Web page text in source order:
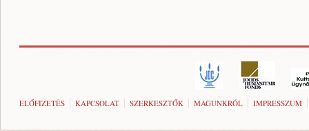
ELŐFIZETÉS KAPCSOLAT SZERKESZTŐK MAGUNKRÓL IMPRESSZUM